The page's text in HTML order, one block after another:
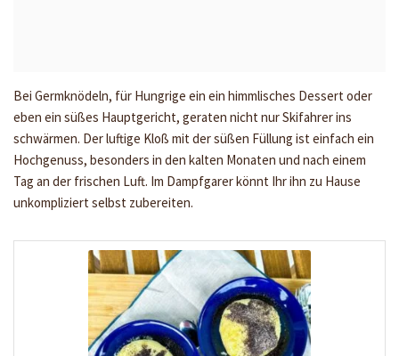
Bei Germknödeln, für Hungrige ein ein himmlisches Dessert oder
eben ein süßes Hauptgericht, geraten nicht nur Skifahrer ins
schwärmen. Der luftige Kloß mit der süßen Füllung ist einfach ein
Hochgenuss, besonders in den kalten Monaten und nach einem
Tag an der frischen Luft. Im Dampfgarer könnt Ihr ihn zu Hause
unkompliziert selbst zubereiten.